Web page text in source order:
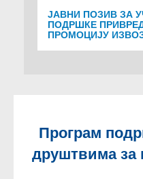
ЈАВНИ ПОЗИВ ЗА
ПОДРШКЕ
ПРОМОЦИЈУ
Програм
друштвима за